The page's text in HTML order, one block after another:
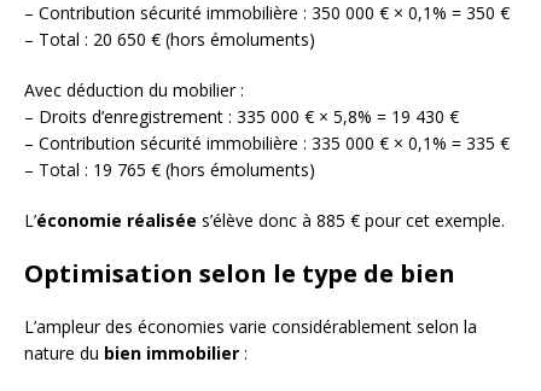
– Contribution sécurité immobilière : 350 000 € × 0,1% = 350 €
– Total : 20 650 € (hors émoluments)
Avec déduction du mobilier :
– Droits d’enregistrement : 335 000 € × 5,8% = 19 430 €
– Contribution sécurité immobilière : 335 000 € × 0,1% = 335 €
– Total : 19 765 € (hors émoluments)
L’économie réalisée s’élève donc à 885 € pour cet exemple.
Optimisation selon le type de bien
L’ampleur des économies varie considérablement selon la
nature du bien immobilier :